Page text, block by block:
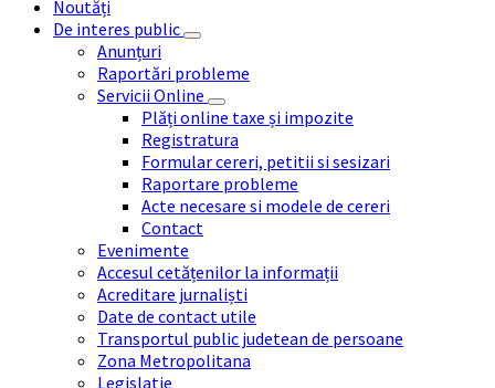
Noutăți
De interes public
Anunțuri
Raportări probleme
Servicii Online
Plăți online taxe și impozite
Registratura
Formular cereri, petitii si sesizari
Raportare probleme
Acte necesare si modele de cereri
Contact
Evenimente
Accesul cetățenilor la informații
Acreditare jurnaliști
Date de contact utile
Transportul public judetean de persoane
Zona Metropolitana
Legislatie